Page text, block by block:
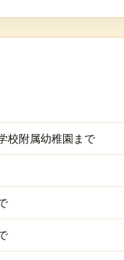
校附属幼稚園まで